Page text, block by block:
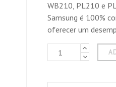
WB210, PL210 e
Samsung é 100%
oferecer um